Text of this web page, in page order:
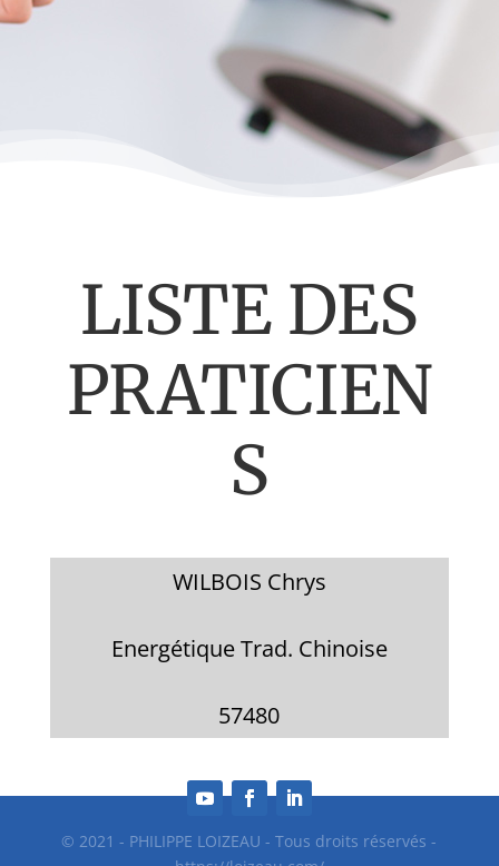
LISTE DES
PRATICIEN
S
WILBOIS Chrys
Energétique Trad. Chinoise
57480
© 2021 - PHILIPPE LOIZEAU - Tous droits réservés -